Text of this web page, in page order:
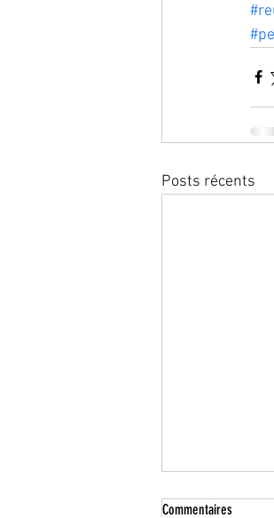
Posts récents
Commentaires